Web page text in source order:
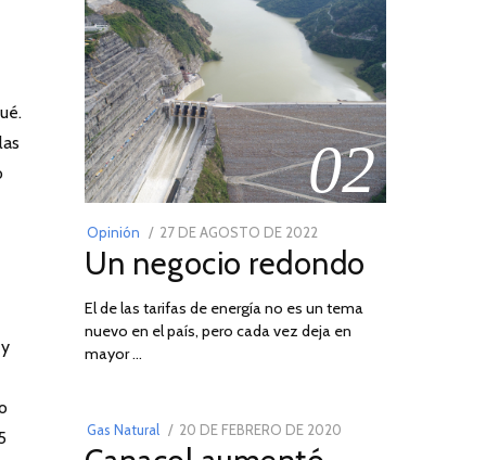
02
Opinión
POSTED
ON
27 DE AGOSTO DE 202230
DE
DE
2022
Un negocio redondo
El de las tarifas de energía no es un tema
nuevo en el país, pero cada vez deja en
mayor …
03
Gas Natural
POSTED
ON
20 DE FEBRERO DE 2020